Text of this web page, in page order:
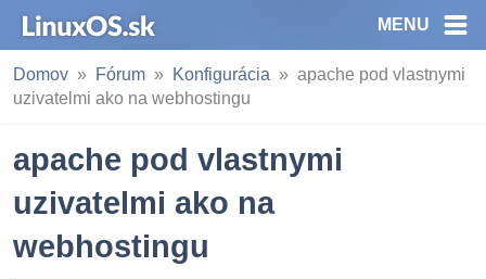
MENU
Domov Fórum Konfigurácia
apache pod vlastnymi
uzivatelmi ako na webhostingu
apache pod vlastnymi
uzivatelmi ako na
webhostingu